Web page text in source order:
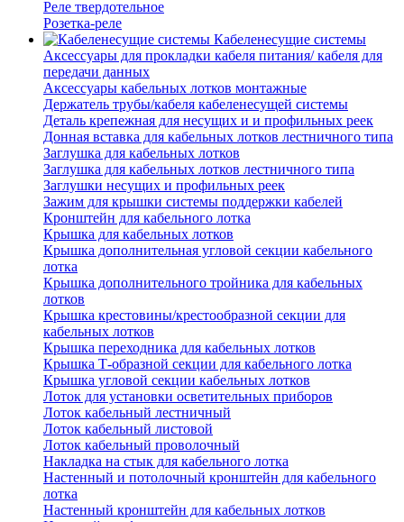
Реле твердотельное
Розетка-реле
Кабеленесущие системы
Аксессуары для прокладки кабеля питания/ кабеля для
передачи данных
Аксессуары кабельных лотков монтажные
Держатель трубы/кабеля кабеленесущей системы
Деталь крепежная для несущих и и профильных реек
Донная вставка для кабельных лотков лестничного типа
Заглушка для кабельных лотков
Заглушка для кабельных лотков лестничного типа
Заглушки несущих и профильных реек
Зажим для крышки системы поддержки кабелей
Кронштейн для кабельного лотка
Крышка для кабельных лотков
Крышка дополнительная угловой секции кабельного
лотка
Крышка дополнительного тройника для кабельных
лотков
Крышка крестовины/крестообразной секции для
кабельных лотков
Крышка переходника для кабельных лотков
Крышка Т-образной секции для кабельного лотка
Крышка угловой секции кабельных лотков
Лоток для установки осветительных приборов
Лоток кабельный лестничный
Лоток кабельный листовой
Лоток кабельный проволочный
Накладка на стык для кабельного лотка
Настенный и потолочный кронштейн для кабельного
лотка
Настенный кронштейн для кабельных лотков